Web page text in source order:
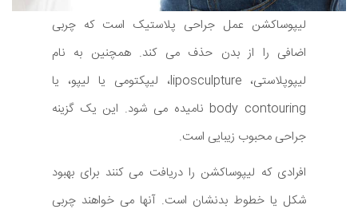
لیپوساکشن عمل جراحی پلاستیک است که چربی
اضافی را از بدن حذف می کند. همچنین به نام
لیپوپلاستی، liposculpture، لیپکتومی یا لیپو، یا
body contouring نامیده می شود. این یک گزینه
جراحی محبوب زیبایی است.
افرادی که لیپوساکشن را دریافت می کنند برای بهبود
شکل یا خطوط بدنشان است. آنها می خواهند چربی